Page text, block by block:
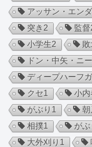
アッサン・エン
突き 2 監督
小学生2
ドン・中矢・ニ
ディープハーフ
クセ1 小内
がぶり 1 朝
相撲1 がぶ
大外刈り 1